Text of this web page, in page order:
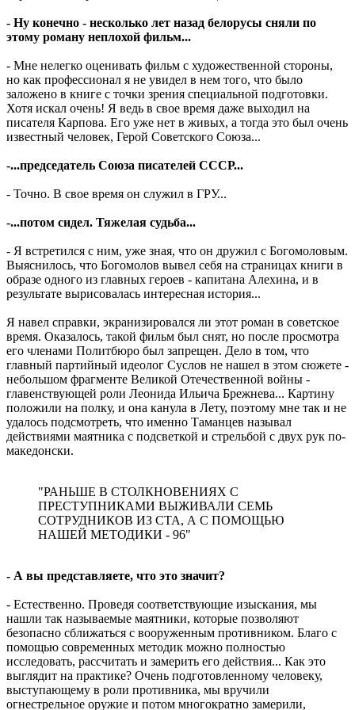
- Ну конечно - несколько лет назад белорусы сняли по
этому роману неплохой фильм...
- Мне нелегко оценивать фильм с художественной стороны,
но как профессионал я не увидел в нем того, что было
заложено в книге с точки зрения специальной подготовки.
Хотя искал очень! Я ведь в свое время даже выходил на
писателя Карпова. Его уже нет в живых, а тогда это был очень
известный человек, Герой Советского Союза...
-...председатель Союза писателей СССР...
- Точно. В свое время он служил в ГРУ...
-...потом сидел. Тяжелая судьба...
- Я встретился с ним, уже зная, что он дружил с Богомоловым.
Выяснилось, что Богомолов вывел себя на страницах книги в
образе одного из главных героев - капитана Алехина, и в
результате вырисовалась интересная история...
Я навел справки, экранизировался ли этот роман в советское
время. Оказалось, такой фильм был снят, но после просмотра
его членами Политбюро был запрещен. Дело в том, что
главный партийный идеолог Суслов не нашел в этом сюжете -
небольшом фрагменте Великой Отечественной войны -
главенствующей роли Леонида Ильича Брежнева... Картину
положили на полку, и она канула в Лету, поэтому мне так и не
удалось подсмотреть, что именно Таманцев называл
действиями маятника с подсветкой и стрельбой с двух рук по-
македонски.
"РАНЬШЕ В СТОЛКНОВЕНИЯХ С
ПРЕСТУПНИКАМИ ВЫЖИВАЛИ СЕМЬ
СОТРУДНИКОВ ИЗ СТА, А С ПОМОЩЬЮ
НАШЕЙ МЕТОДИКИ - 96"
- А вы представляете, что это значит?
- Естественно. Проведя соответствующие изыскания, мы
нашли так называемые маятники, которые позволяют
безопасно сближаться с вооруженным противником. Благо с
помощью современных методик можно полностью
исследовать, рассчитать и замерить его действия... Как это
выглядит на практике? Очень подготовленному человеку,
выступающему в роли противника, мы вручили
огнестрельное оружие и потом многократно замерили,